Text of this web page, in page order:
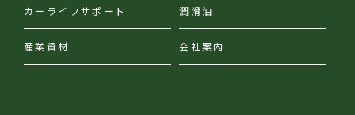
カーライフサポート 潤滑油
産業資材 会社案内